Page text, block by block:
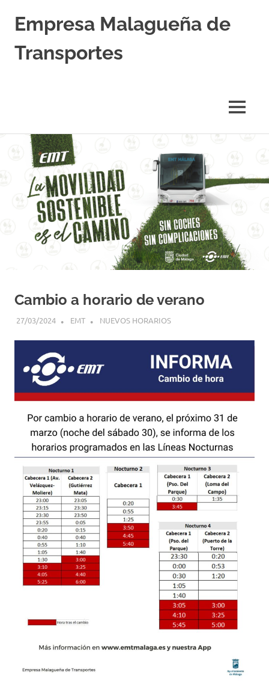
contenido
Empresa Malagueña de
Transportes
MENÚ
Cambio a horario de verano
27/03/2024 EMT NUEVOS HORARIOS